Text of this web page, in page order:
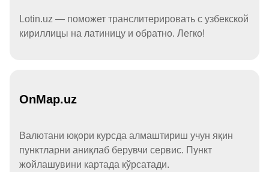
Lotin.uz — поможет транслитерировать с узбекской
кириллицы на латиницу и обратно. Легко!
OnMap.uz
Валютани юқори курсда алмаштириш учун яқин
пунктларни аниқлаб берувчи сервис. Пункт
жойлашувини картада кўрсатади.